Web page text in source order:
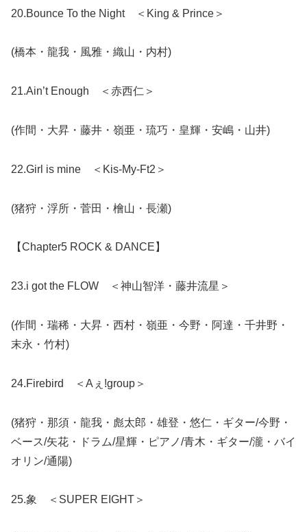
20.Bounce To the Night ＜King & Prince＞
(橋本・龍我・風雅・織山・内村)
21.Ain’t Enough ＜赤西仁＞
(作間・大昇・藤井・嶺亜・琉巧・皇輝・安嶋・山井)
22.Girl is mine ＜Kis-My-Ft2＞
(猪狩・浮所・菅田・檜山・長瀬)
【Chapter5 ROCK & DANCE】
23.i got the FLOW ＜神山智洋・藤井流星＞
(作間・瑞稀・大昇・西村・嶺亜・今野・阿達・千井野・
末永・竹村)
24.Firebird ＜Aぇ!group＞
(猪狩・那須・龍我・彪太郎・雄登・悠仁・ギター/今野・
ベース/矢花・ドラム/星輝・ピアノ/青木・ギター/瀧・バイ
オリン/通陽)
25.象 ＜SUPER EIGHT＞